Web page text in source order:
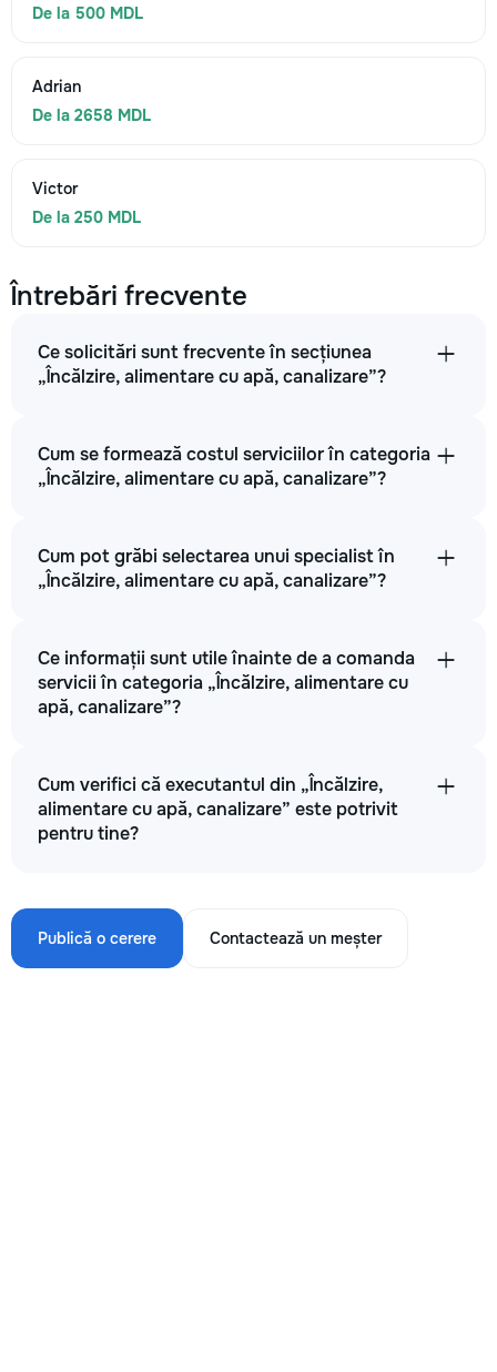
De la 500 MDL
Adrian
De la 2658 MDL
Victor
De la 250 MDL
Întrebări frecvente
Ce solicitări sunt frecvente în secțiunea
„Încălzire, alimentare cu apă, canalizare”?
Cum se formează costul serviciilor în categoria
„Încălzire, alimentare cu apă, canalizare”?
Cum pot grăbi selectarea unui specialist în
„Încălzire, alimentare cu apă, canalizare”?
Ce informații sunt utile înainte de a comanda
servicii în categoria „Încălzire, alimentare cu
apă, canalizare”?
Cum verifici că executantul din „Încălzire,
alimentare cu apă, canalizare” este potrivit
pentru tine?
Publică o cerere Contactează un meșter